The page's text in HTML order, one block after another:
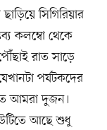
সিগিরিয়ার
কলম্বো থেকে
রাত সাড়ে
পর্যটকদের
আমরা দুজন।
আছে শুধু